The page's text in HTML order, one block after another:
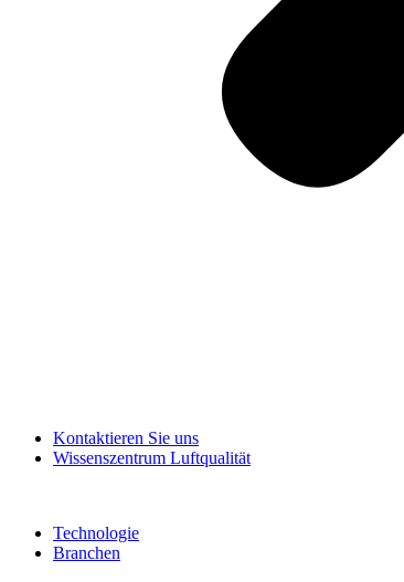
Kontaktieren Sie uns
Wissenszentrum Luftqualität
Technologie
Branchen